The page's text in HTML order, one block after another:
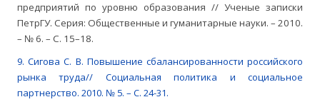
предприятий по уровню образования // Ученые записки
ПетрГУ. Серия: Общественные и гуманитарные науки. – 2010.
– № 6. – С. 15–18.
9. Сигова С. В. Повышение сбалансированности российского
рынка труда// Социальная политика и социальное
партнерство. 2010. № 5. – С. 24-31.